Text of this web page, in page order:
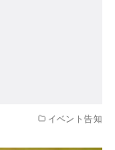
イベント告知